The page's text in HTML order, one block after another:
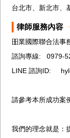
台北市、新北市、
律師服務內容
昍業國際聯合法事
諮詢專線:   0979-
LINE 諮詢ID:
請參考本所成功案
我們的理念就是：